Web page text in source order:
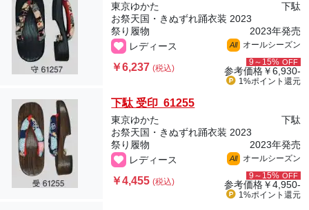
東京ゆかた
下駄
お祭天国・きぬずれ踊衣装 2023
祭り履物
2023年発売
レディース
All オールシーズン
￥6,237(税込)
9～15% OFF
参考価格￥6,930-
1%ポイント 還元
下駄 受印 61255
東京ゆかた
下駄
お祭天国・きぬずれ踊衣装 2023
祭り履物
2023年発売
レディース
All オールシーズン
￥4,455(税込)
9～15% OFF
参考価格￥4,950-
1%ポイント 還元